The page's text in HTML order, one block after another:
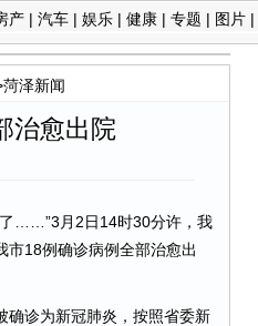
产 | 汽车 | 娱乐 | 健康 | 专题 | 图片 |
菏泽新闻
治愈出院
了……”3月2日14时30分许，我
市18例确诊病例全部治愈出
诊为新冠肺炎，按照省委新